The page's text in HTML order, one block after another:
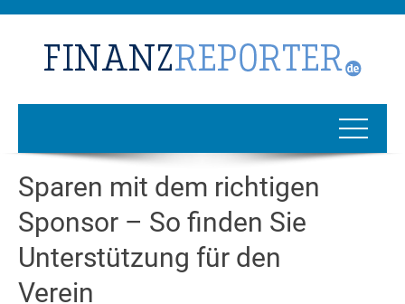
Sparen mit dem richtigen
Sponsor – So finden Sie
Unterstützung für den
Verein